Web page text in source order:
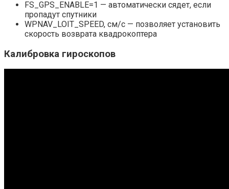
FS_GPS_ENABLE=1 — автоматически сядет, если
пропадут спутники
WPNAV_LOIT_SPEED, см/с — позволяет установить
скорость возврата квадрокоптера
Калибровка гироскопов